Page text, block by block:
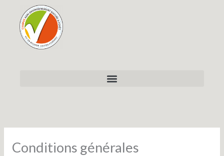
contenu
Conditions générales